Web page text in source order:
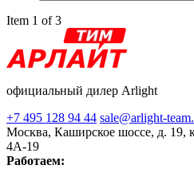
Item 1 of 3
официальный дилер Arlight
+7 495 128 94 44 sale@arlight-
Москва, Каширское шоссе, д. 19,
4А-19
Работаем: